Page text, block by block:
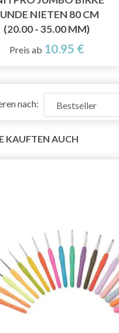
NIETEN 80 CM
(20.00 - 35.00 MM)
Preis ab 10.95 €
nach:
KAUFTEN AUCH